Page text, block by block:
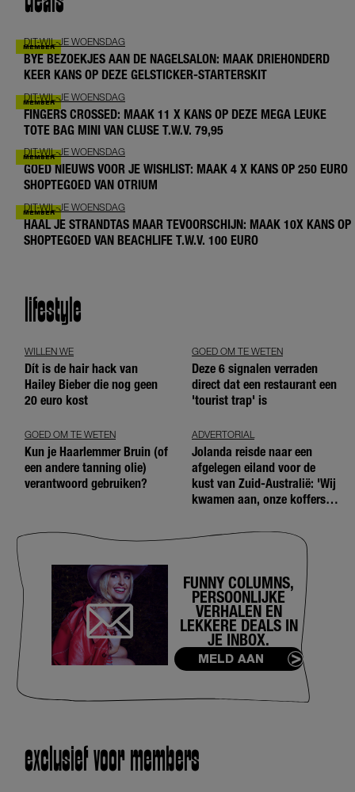
DIT-WIL-JE WOENSDAG
BYE BEZOEKJES AAN DE NAGELSALON: MAAK DRIEHONDERD
KEER KANS OP DEZE GELSTICKER-STARTERSKIT
DIT-WIL-JE WOENSDAG
FINGERS CROSSED: MAAK 11 X KANS OP DEZE MEGA LEUKE
TOTE BAG MINI VAN CLUSE T.W.V. 79,95
DIT-WIL-JE WOENSDAG
GOED NIEUWS VOOR JE WISHLIST: MAAK 4 X KANS OP 250 EURO
SHOPTEGOED VAN OTRIUM
DIT-WIL-JE WOENSDAG
HAAL JE STRANDTAS MAAR TEVOORSCHIJN: MAAK 10X KANS OP
SHOPTEGOED VAN BEACHLIFE T.W.V. 100 EURO
lifestyle
WILLEN WE
Dít is de hair hack van
Hailey Bieber die nog geen
20 euro kost
GOED OM TE WETEN
Deze 6 signalen verraden
direct dat een restaurant een
'tourist trap' is
GOED OM TE WETEN
Kun je Haarlemmer Bruin (of
een andere tanning olie)
verantwoord gebruiken?
ADVERTORIAL
Jolanda reisde naar een
afgelegen eiland voor de
kust van Zuid-Australië: 'Wij
kwamen aan, onze koffers
FUNNY COLUMNS,
PERSOONLIJKE
VERHALEN EN
LEKKERE DEALS IN
JE INBOX.
MELD AAN
exclusief voor members